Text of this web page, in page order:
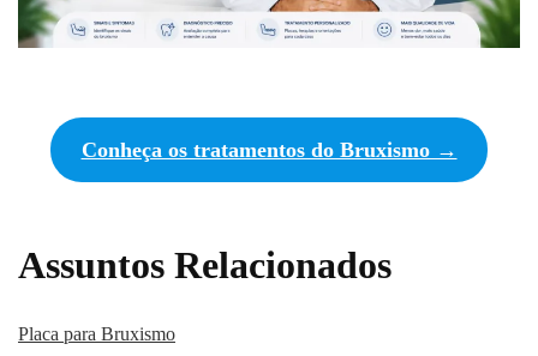
Conheça os tratamentos do Bruxismo →
Assuntos Relacionados
Placa para Bruxismo